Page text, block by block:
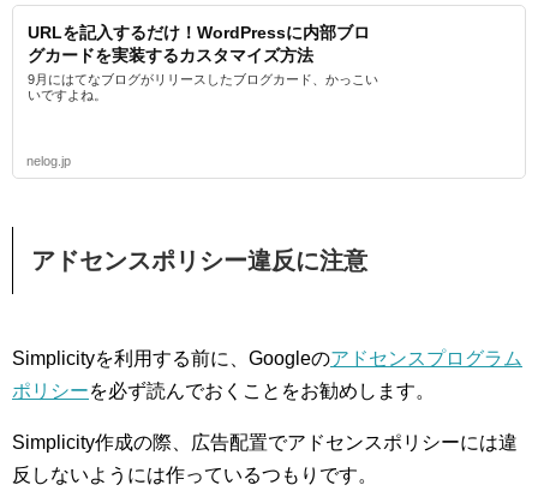
URLを記入するだけ！WordPressに内部ブロ
グカードを実装するカスタマイズ方法
9月にはてなブログがリリースしたブログカード、かっこい
いですよね。
nelog.jp
アドセンスポリシー違反に注意
Simplicityを利用する前に、Googleのアドセンスプログラム
ポリシーを必ず読んでおくことをお勧めします。
Simplicity作成の際、広告配置でアドセンスポリシーには違
反しないようには作っているつもりです。